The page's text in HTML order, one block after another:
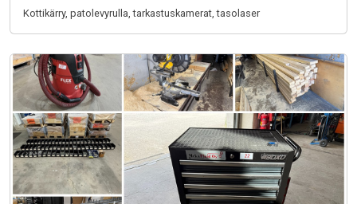
Kottikärry, patolevyrulla, tarkastuskamerat, tasolaser